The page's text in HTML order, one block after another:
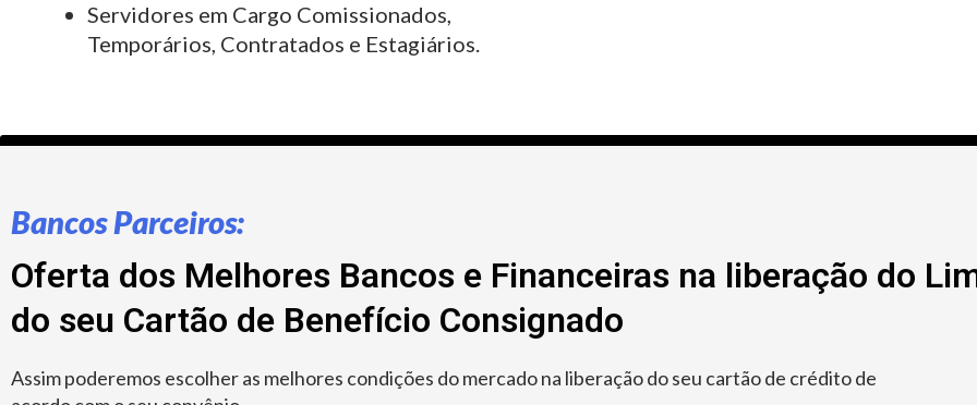
Servidores em Cargo Comissionados,
Temporários, Contratados e Estagiários.
Bancos Parceiros:
Oferta dos Melhores Bancos e Financeiras na liberação do
do seu Cartão de Benefício Consignado
Assim poderemos escolher as melhores condições do mercado na liberação do seu cartão de crédito de